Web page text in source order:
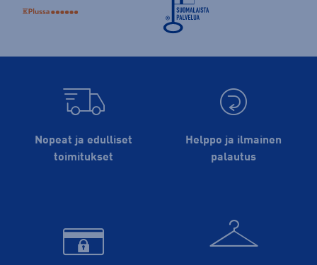
Nopeat ja edulliset
toimitukset
Helppo ja ilmainen
palautus